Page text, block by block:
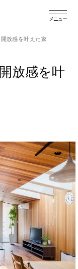
メニュー
放感を叶えた家
放感を叶